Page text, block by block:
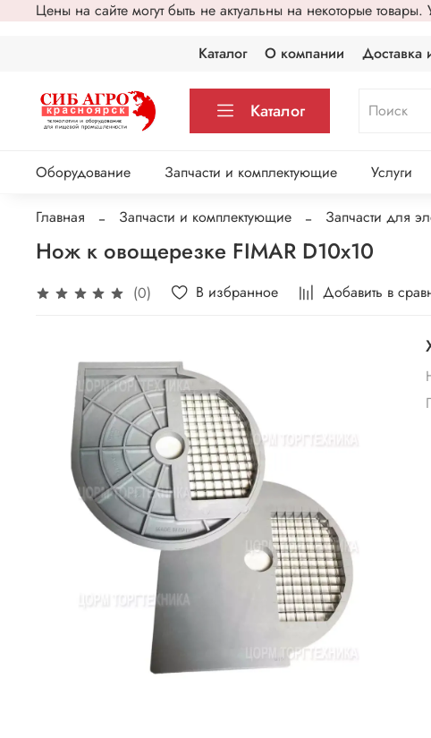
Цены на сайте могут быть не актуальны на некоторые
Каталог О компании Доставка
Каталог
Оборудование Запчасти и комплектующие Услуги
Главная Запчасти и комплектующие Запчасти для
Нож к овощерезке FIMAR D10х10
(0) В избранное Добавить в